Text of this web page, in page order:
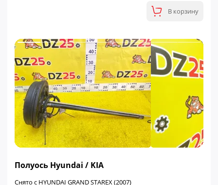
В корзину
Полуось Hyundai / KIA
Снято с HYUNDAI GRAND STAREX (2007)